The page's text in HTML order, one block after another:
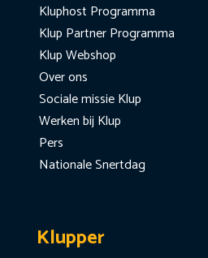
Kluphost Programma
Klup Partner Programma
Klup Webshop
Over ons
Sociale missie Klup
Werken bij Klup
Pers
Nationale Snertdag
Klupper